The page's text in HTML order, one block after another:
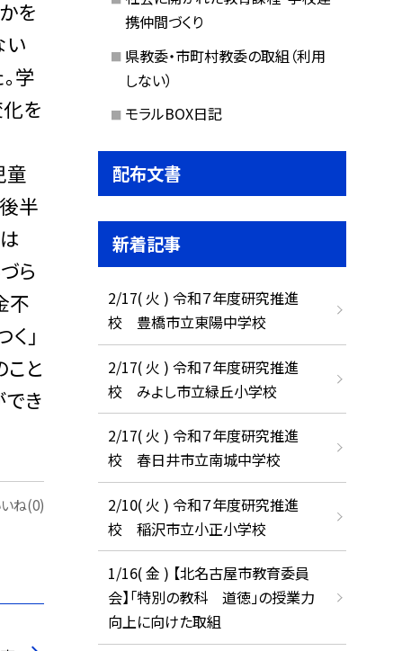
を
い
学
を
童
半
ら
不
」
こと
き
ね(0)
携仲間づくり
県教委・市町村教委の取組（利用
しない）
モラルBOX日記
配布文書
新着記事
2/17( 火 ) 令和７年度研究推進
校 豊橋市立東陽中学校
2/17( 火 ) 令和７年度研究推進
校 みよし市立緑丘小学校
2/17( 火 ) 令和７年度研究推進
校 春日井市立南城中学校
2/10( 火 ) 令和７年度研究推進
校 稲沢市立小正小学校
1/16( 金 ) 【北名古屋市教育委員
会】「特別の教科 道徳」の授業力
向上に向けた取組